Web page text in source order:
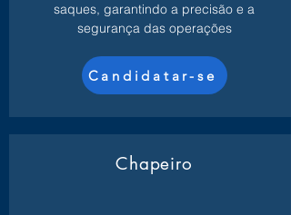
saques, garantindo a precisão e a
segurança das operações
Candidatar-se
Chapeiro